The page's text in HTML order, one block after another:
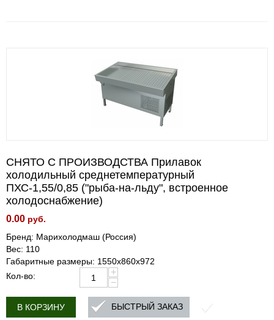
СНЯТО С ПРОИЗВОДСТВА Прилавок
холодильный среднетемпературный
ПХС-1,55/0,85 ("рыба-на-льду", встроенное
холодоснабжение)
0.00 руб.
Бренд: Марихолодмаш (Россия)
Вес: 110
Габаритные размеры: 1550х860х972
Кол-во:
+
−
В КОРЗИНУ БЫСТРЫЙ ЗАКАЗ